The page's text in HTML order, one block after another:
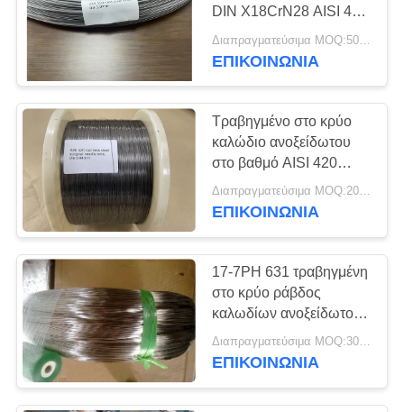
SITEMAP
PRIVACY
POLICYΛουρίδα
ανοξείδωτου
ακρίβειας
Φύλλο και σπείρα
ανοξείδωτου
374
DIN X18CrN28 AISI 446
για τη σφράγιση γυαλιού
Διαπραγματεύσιμα MOQ:500 κλ
ΕΠΙΚΟΙΝΩΝΊΑ
Τραβηγμένο στο κρύο
καλώδιο ανοξείδωτου
στο βαθμό AISI 420
σπειρών για τις βελόνες
Διαπραγματεύσιμα MOQ:200 ΚΛ
ΕΠΙΚΟΙΝΩΝΊΑ
17-7PH 631 τραβηγμένη
στο κρύο ράβδος
καλωδίων ανοξείδωτου
1,4568 γύρω από το
φραγμό
Διαπραγματεύσιμα MOQ:300 ΚΛ
ΕΠΙΚΟΙΝΩΝΊΑ